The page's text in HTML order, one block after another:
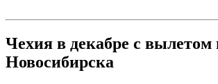
Чехия в декабре с вылетом
Новосибирска